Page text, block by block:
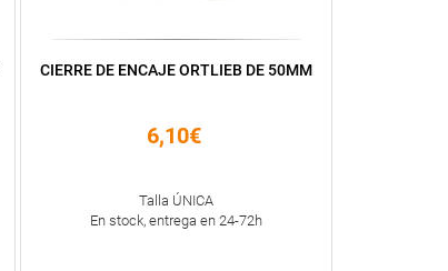
CIERRE DE ENCAJE ORTLIEB DE 50MM
6,10€
Talla ÚNICA
En stock, entrega en 24-72h